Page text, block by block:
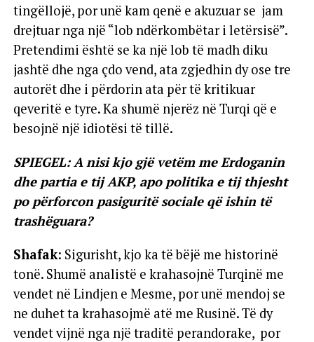
tingëllojë, por unë kam qenë e akuzuar se jam
drejtuar nga një “lob ndërkombëtar i letërsisë”.
Pretendimi është se ka një lob të madh diku
jashtë dhe nga çdo vend, ata zgjedhin dy ose tre
autorët dhe i përdorin ata për të kritikuar
qeveritë e tyre. Ka shumë njerëz në Turqi që e
besojnë një idiotësi të tillë.
SPIEGEL: A nisi kjo gjë vetëm me Erdoganin
dhe partia e tij AKP, apo politika e tij thjesht
po përforcon pasiguritë sociale që ishin të
trashëguara?
Shafak: Sigurisht, kjo ka të bëjë me historinë
tonë. Shumë analistë e krahasojnë Turqinë me
vendet në Lindjen e Mesme, por unë mendoj se
ne duhet ta krahasojmë atë me Rusinë. Të dy
vendet vijnë nga një traditë perandorake, por